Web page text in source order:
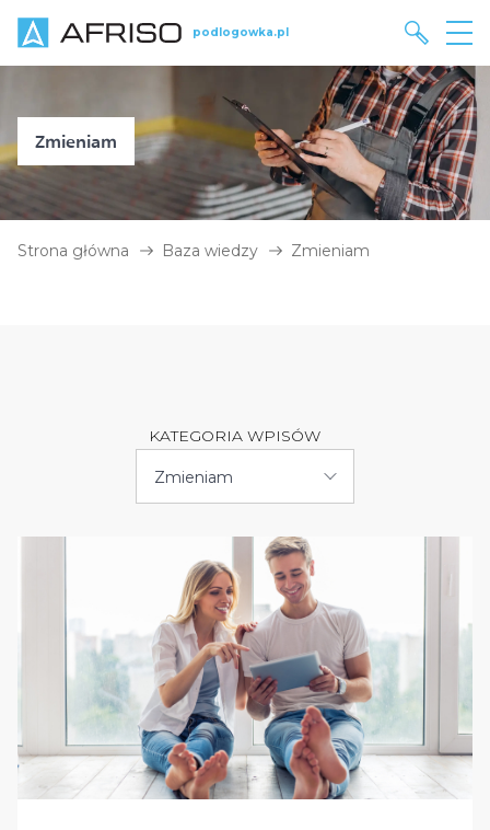
podlogowka.pl
Zmieniam
Strona główna Baza wiedzy Zmieniam
KATEGORIA WPISÓW
Zmieniam